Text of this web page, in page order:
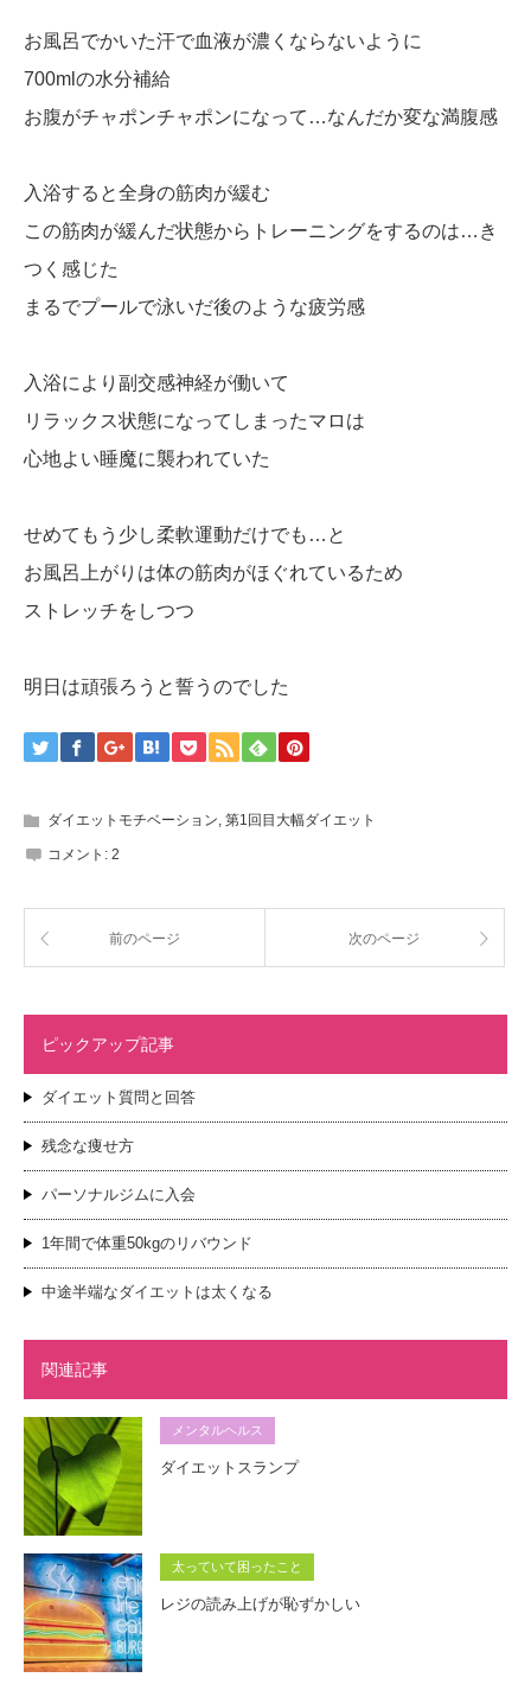
お風呂でかいた汗で血液が濃くならないように
700mlの水分補給
お腹がチャポンチャポンになって…なんだか変な満腹感
入浴すると全身の筋肉が緩む
この筋肉が緩んだ状態からトレーニングをするのは…き
つく感じた
まるでプールで泳いだ後のような疲労感
入浴により副交感神経が働いて
リラックス状態になってしまったマロは
心地よい睡魔に襲われていた
せめてもう少し柔軟運動だけでも…と
お風呂上がりは体の筋肉がほぐれているため
ストレッチをしつつ
明日は頑張ろうと誓うのでした
ダイエットモチベーション, 第1回目大幅ダイエット
コメント: 2
前のページ 次のページ
ピックアップ記事
ダイエット質問と回答
残念な痩せ方
パーソナルジムに入会
1年間で体重50kgのリバウンド
中途半端なダイエットは太くなる
関連記事
メンタルヘルス
ダイエットスランプ
太っていて困ったこと
レジの読み上げが恥ずかしい